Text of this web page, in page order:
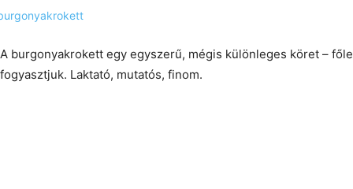
A burgonyakrokett egy egyszerű, mégis különleges köret –
fogyasztjuk. Laktató, mutatós, finom.